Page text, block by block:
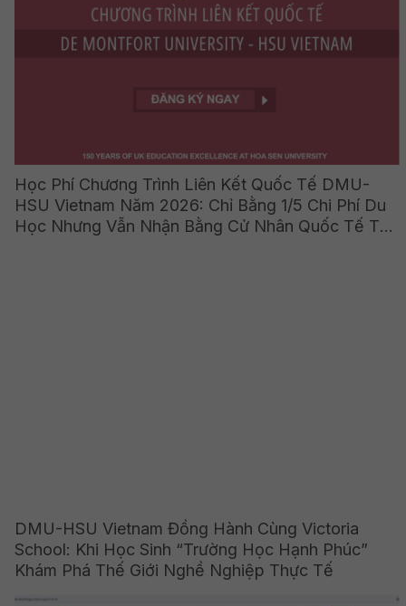
Học Phí Chương Trình Liên Kết Quốc Tế DMU-
HSU Vietnam Năm 2026: Chỉ Bằng 1/5 Chi Phí Du
Học Nhưng Vẫn Nhận Bằng Cử Nhân Quốc Tế Từ
DMU-HSU Vietnam Đồng Hành Cùng Victoria
School: Khi Học Sinh “Trường Học Hạnh Phúc”
Khám Phá Thế Giới Nghề Nghiệp Thực Tế